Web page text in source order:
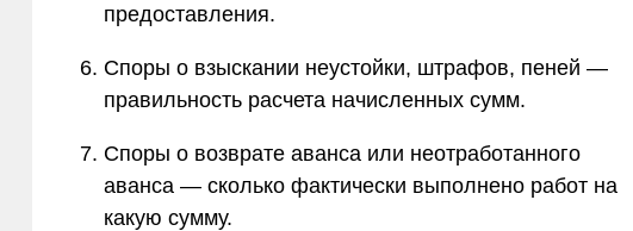
предоставления.
Споры о взыскании неустойки, штрафов, пеней —
правильность расчета начисленных сумм.
Споры о возврате аванса или неотработанного
аванса — сколько фактически выполнено работ на
какую сумму.